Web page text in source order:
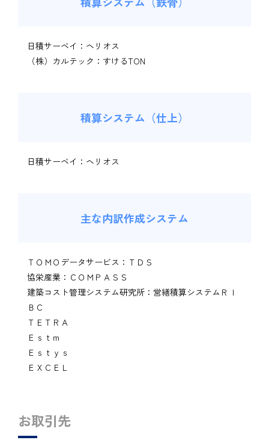
日積サーベイ：ヘリオス
（株）カルテック：すけるTON
積算システム（仕上）
日積サーベイ：ヘリオス
主な内訳作成システム
ＴＯＭＯデータサービス：ＴＤＳ
協栄産業：ＣＯＭＰＡＳＳ
建築コスト管理システム研究所：営繕積算システムＲＩ
ＢＣ
ＴＥＴＲＡ
Ｅｓｔｍ
Ｅｓｔｙｓ
ＥＸＣＥＬ
お取引先